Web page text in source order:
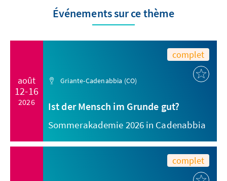
Événements sur ce thème
août
12-16
2026
complet
Griante-Cadenabbia (CO)
Ist der Mensch im Grunde gut?
Sommerakademie 2026 in Cadenabbia
complet